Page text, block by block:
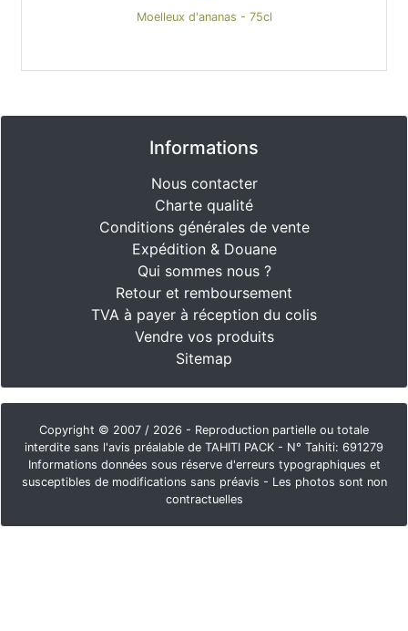
Moelleux d'ananas - 75cl
Informations
Nous contacter
Charte qualité
Conditions générales de vente
Expédition & Douane
Qui sommes nous ?
Retour et remboursement
TVA à payer à réception du colis
Vendre vos produits
Sitemap
Copyright © 2007 / 2026 - Reproduction partielle ou totale
interdite sans l'avis préalable de TAHITI PACK - N° Tahiti: 691279
Informations données sous réserve d'erreurs typographiques et
susceptibles de modifications sans préavis - Les photos sont non
contractuelles